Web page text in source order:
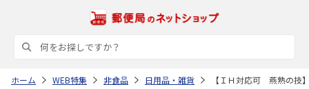
ホーム WEB特集 非食品 日用品・雑貨 【ＩＨ対応可 燕熟の技